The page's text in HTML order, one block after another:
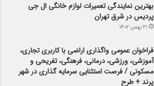
بهترین نمایندگی تعمیرات لوازم خانگی ال جی
پردیس در شرق تهران
۲۱ بهمن ۱۴۰۲
فراخوان عمومی واگذاری اراضی با کاربری تجاری،
آموزشی، ورزشی، درمانی، فرهنگی، تفریحی و
مسکونی / فرصت استثنایی سرمایه گذاری در شهر
پرند + طرح